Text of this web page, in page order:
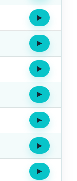
▶Oír
▶Oír
▶Oír
▶Oír
▶Oír
▶Oír
▶Oír